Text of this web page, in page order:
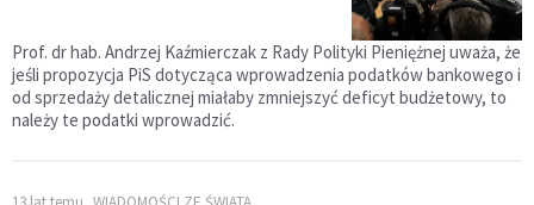
Prof. dr hab. Andrzej Kaźmierczak z Rady Polityki Pieniężnej uważa, że
jeśli propozycja PiS dotycząca wprowadzenia podatków bankowego i
od sprzedaży detalicznej miałaby zmniejszyć deficyt budżetowy, to
należy te podatki wprowadzić.